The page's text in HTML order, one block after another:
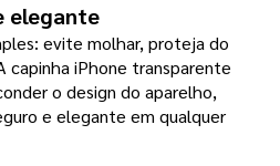
elegante
evite molhar, proteja do
capinha iPhone transparente
o design do aparelho,
e elegante em qualquer